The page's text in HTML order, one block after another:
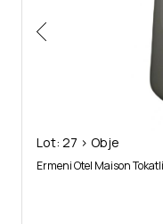
Lot: 27 > Obje
Ermeni Otel Maison